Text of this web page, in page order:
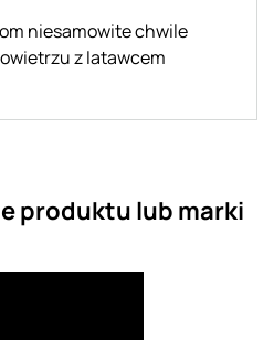
niesamowite chwile
z latawcem
produktu lub marki